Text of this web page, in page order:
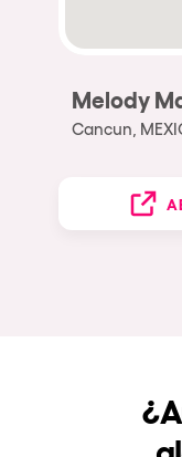
Melody
Cancun,